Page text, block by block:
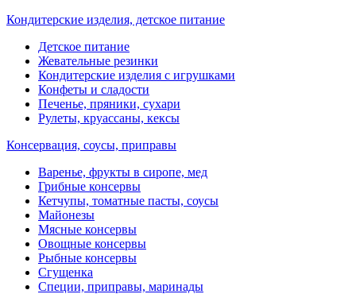
Кондитерские изделия, детское питание
Детское питание
Жевательные резинки
Кондитерские изделия с игрушками
Конфеты и сладости
Печенье, пряники, сухари
Рулеты, круассаны, кексы
Консервация, соусы, приправы
Варенье, фрукты в сиропе, мед
Грибные консервы
Кетчупы, томатные пасты, соусы
Майонезы
Мясные консервы
Овощные консервы
Рыбные консервы
Сгущенка
Специи, приправы, маринады